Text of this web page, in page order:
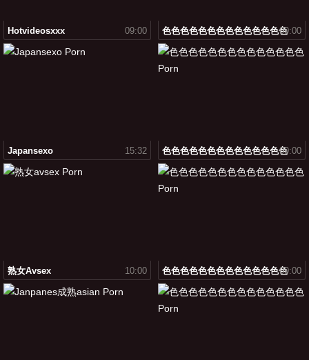
Hotvideosxxx 09:00 色色色色色色色色色色色色色色09:00
Japansexo 15:32 色色色色色色色色色色色色色色09:00
熟女avsex 10:00 色色色色色色色色色色色色色色09:00